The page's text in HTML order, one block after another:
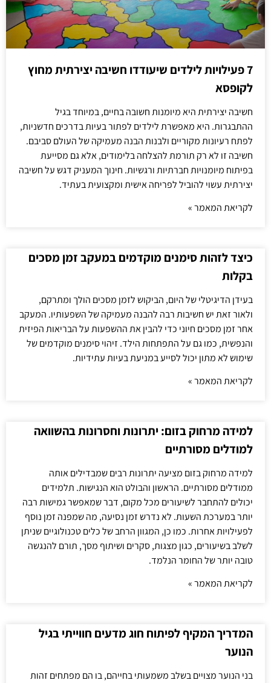
7 פעילויות לילדים שיעודדו חשיבה יצירתית מחוץ
לקופסא
חשיבה יצירתית היא מיומנות חשובה בחיים, במיוחד בגיל
ההתבגרות. היא מאפשרת לילדים לפתור בעיות בדרכים חדשניות,
לפתח רעיונות מקוריים ולבנות הבנה מעמיקה של העולם סביבם.
חשיבה זו לא רק תורמת להצלחה בלימודים, אלא גם מסייעת
בפיתוח מיומנויות חברתיות ורגשיות. חינוך המעניק דגש על חשיבה
יצירתית עשוי להוביל לפריחה אישית ומקצועית בעתיד.
לקריאת המאמר »
כיצד לזהות סימנים מוקדמים במעקב זמן מסכים
בקלות
בעידן הדיגיטלי של היום, הביקוש לזמן מסכים הולך ומתרקם,
ולאור זאת יש חשיבות רבה להבנה מעמיקה של השפעותיו. המעקב
אחר זמן מסכים חיוני כדי להבין את ההשפעות על הבריאות הפיזית
והנפשית, כמו גם על התפתחות הילד. זיהוי סימנים מוקדמים של
שימוש לא מתון יכול לסייע במניעת בעיות עתידיות.
לקריאת המאמר »
למידה מרחוק בזום: יתרונות וחסרונות בהשוואה
למודלים מסורתיים
למידה מרחוק בזום מציעה יתרונות רבים שמבדילים אותה
ממודלים מסורתיים. הראשון והבולט הוא הנגישות. תלמידים
יכולים להתחבר לשיעורים מכל מקום, דבר שמאפשר גמישות רבה
יותר במערכת השעות. לא נדרש זמן נסיעה, מה שמפנה זמן נוסף
לפעילויות אחרות. כמו כן, המגוון הרחב של כלים טכנולוגיים שניתן
לשלב בשיעורים, כגון מצגות, סקרים ושיתוף מסך, תורם להנגשה
טובה יותר של החומר הנלמד.
לקריאת המאמר »
המדריך המקיף לפיתוח חוג מדעים חווייתי בגיל
הנוער
בני הנוער מצויים בשלב משמעותי בחייהם, בו הם מפתחים זהות